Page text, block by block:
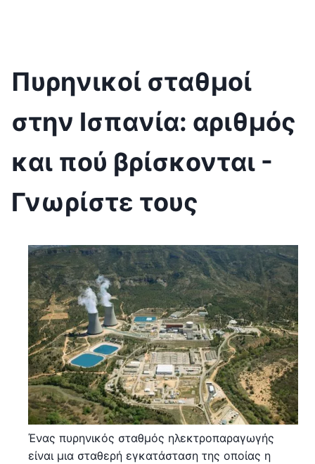
Πυρηνικοί σταθμοί
στην Ισπανία: αριθμός
και πού βρίσκονται -
Γνωρίστε τους
Ένας πυρηνικός σταθμός ηλεκτροπαραγωγής
είναι μια σταθερή εγκατάσταση της οποίας η